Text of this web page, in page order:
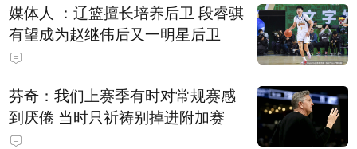
媒体人 ：辽篮擅长培养后卫 段睿骐
有望成为赵继伟后又一明星后卫
芬奇：我们上赛季有时对常规赛感
到厌倦 当时只祈祷别掉进附加赛